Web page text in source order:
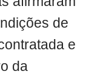
de
e
da